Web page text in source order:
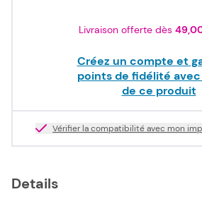
Livraison offerte dès
Créez un compte et
points de fidélité avec
de ce produit
Vérifier la compatibilité avec mon
Details